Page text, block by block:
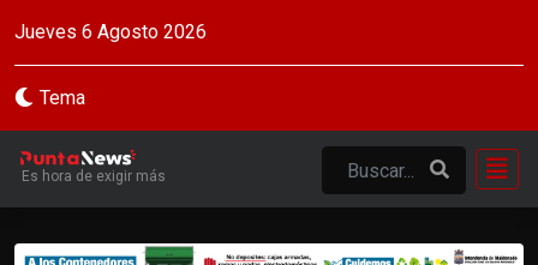
Jueves 6 Agosto 2026
Tema
Es hora de exigir más